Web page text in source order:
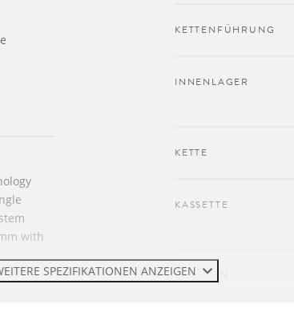
with
KETTENFÜHRUNG
INNENLAGER
KETTE
KASSETTE
BREMSEN
SPEZIFIKATIONEN ANZEIGEN